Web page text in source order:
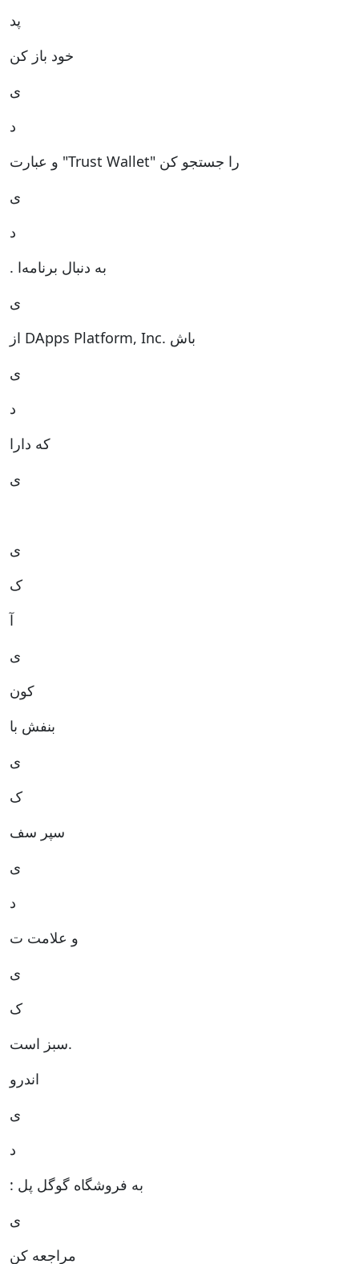
پد
خود باز کن
ی
د
و عبارت "Trust Wallet" را جستجو کن
ی
د
. به دنبال برنامه‌ا
ی
از DApps Platform, Inc. باش
ی
د
که دارا
ی
ی
ک
آ
ی
کون
بنفش با
ی
ک
سپر سف
ی
د
و علامت ت
ی
ک
سبز است.
اندرو
ی
د
: به فروشگاه گوگل پل
ی
مراجعه کن